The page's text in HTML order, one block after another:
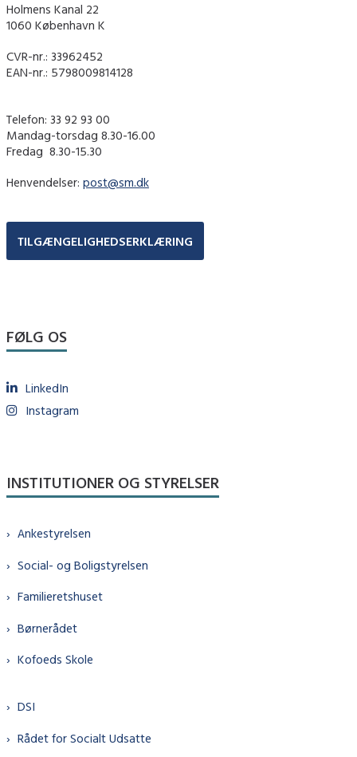
Holmens Kanal 22
1060 København K
CVR-nr.: 33962452
EAN-nr.: 5798009814128
Telefon: 33 92 93 00
Mandag-torsdag 8.30-16.00
Fredag ​ 8.30-15.30
Henvendelser: post@sm.dk
TILGÆNGELIGHEDSERKLÆRING
FØLG OS
LinkedIn
Instagram
INSTITUTIONER OG STYRELSER
Ankestyrelsen
Social- og Boligstyrelsen
Familieretshuset
Børnerådet
Kofoeds Skole
DSI
Rådet for Socialt Udsatte